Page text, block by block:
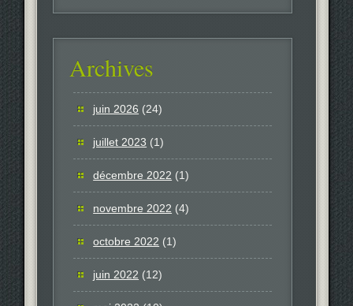
Archives
juin 2026 (24)
juillet 2023 (1)
décembre 2022 (1)
novembre 2022 (4)
octobre 2022 (1)
juin 2022 (12)